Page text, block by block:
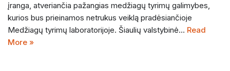
įranga, atveriančia pažangias medžiagų tyrimų galimybes,
kurios bus prieinamos netrukus veiklą pradėsiančioje
Medžiagų tyrimų laboratorijoje. Šiaulių valstybinė… Read
More »